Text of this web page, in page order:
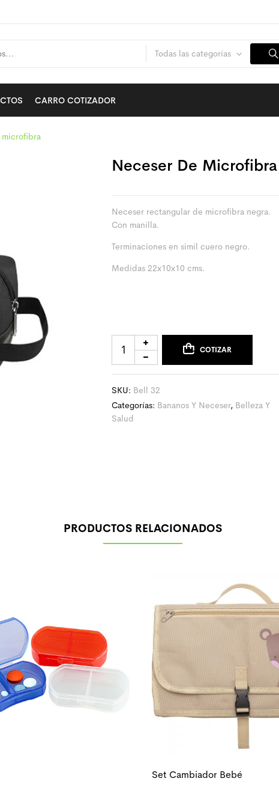
Todas las categorías
CARRO COTIZADOR
Neceser De Microfibra
Neceser rectangular de microfibra negra.
Con manilla.
Terminaciones en simil cuero negro.
Medidas 22x10x10 cms.
COTIZAR
SKU: Bell 32
Categorías: Bananos Y Neceser, Belleza Y
Salud
PRODUCTOS RELACIONADOS
Set Cambiador Bebé